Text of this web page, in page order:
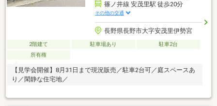
篠ノ井線 安茂里駅 徒歩20分
その他の交通
長野県長野市大字安茂里伊勢宮
2階建て 駐車場あり
駐車2台
所有権
【見学会開催】8月31日まで現況販売／駐車2台可／庭スペースあ
り／閑静な住宅地／